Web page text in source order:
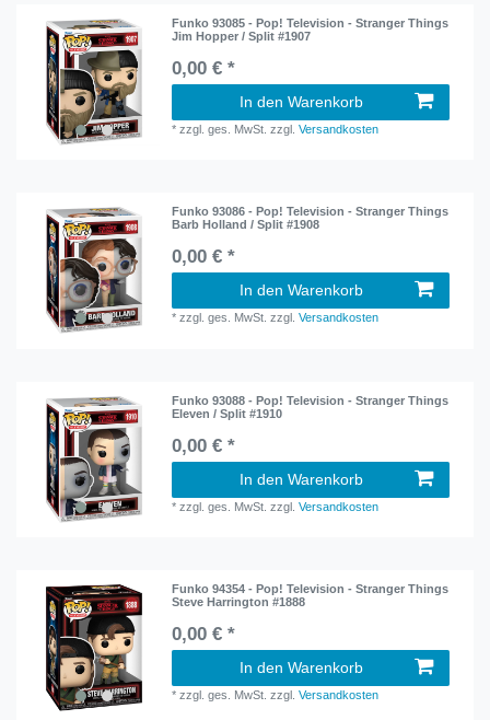
Funko 93085 - Pop! Television - Stranger Things
Jim Hopper / Split #1907
0,00 € *
In den Warenkorb
*zzgl. ges. MwSt. zzgl.Versandkosten
Funko 93086 - Pop! Television - Stranger Things
Barb Holland / Split #1908
0,00 € *
In den Warenkorb
*zzgl. ges. MwSt. zzgl.Versandkosten
Funko 93088 - Pop! Television - Stranger Things
Eleven / Split #1910
0,00 € *
In den Warenkorb
*zzgl. ges. MwSt. zzgl.Versandkosten
Funko 94354 - Pop! Television - Stranger Things
Steve Harrington #1888
0,00 € *
In den Warenkorb
*zzgl. ges. MwSt. zzgl.Versandkosten